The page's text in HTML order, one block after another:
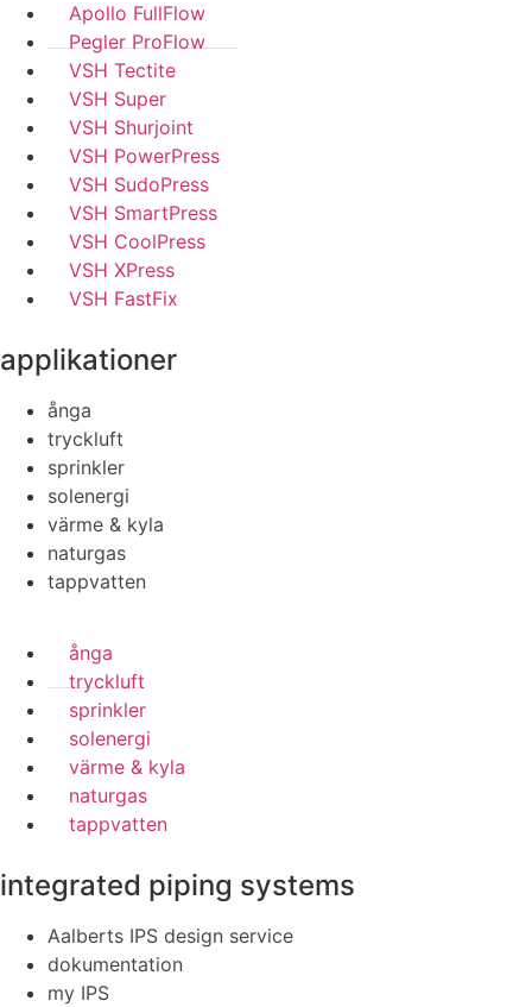
Apollo FullFlow
Pegler ProFlow
VSH Tectite
VSH Super
VSH Shurjoint
VSH PowerPress
VSH SudoPress
VSH SmartPress
VSH CoolPress
VSH XPress
VSH FastFix
applikationer
ånga
tryckluft
sprinkler
solenergi
värme & kyla
naturgas
tappvatten
ånga
tryckluft
sprinkler
solenergi
värme & kyla
naturgas
tappvatten
integrated piping systems
Aalberts IPS design service
dokumentation
my IPS